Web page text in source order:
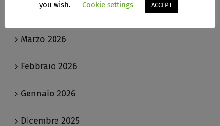
Aprile 2026
Marzo 2026
Febbraio 2026
Gennaio 2026
Dicembre 2025
you wish.
Cookie settings ACCEPT